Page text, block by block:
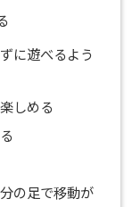
に遊べるよう
しめる
の足で移動が